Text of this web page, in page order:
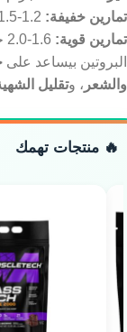
تمارين خفيفة:
تمارين قوية:
البروتين بيساعد على
والشعر ، وتقليل
🔥 منتجات تهمك